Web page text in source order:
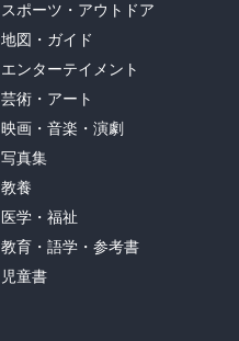
スポーツ・アウトドア
地図・ガイド
エンターテイメント
芸術・アート
映画・音楽・演劇
写真集
教養
医学・福祉
教育・語学・参考書
児童書